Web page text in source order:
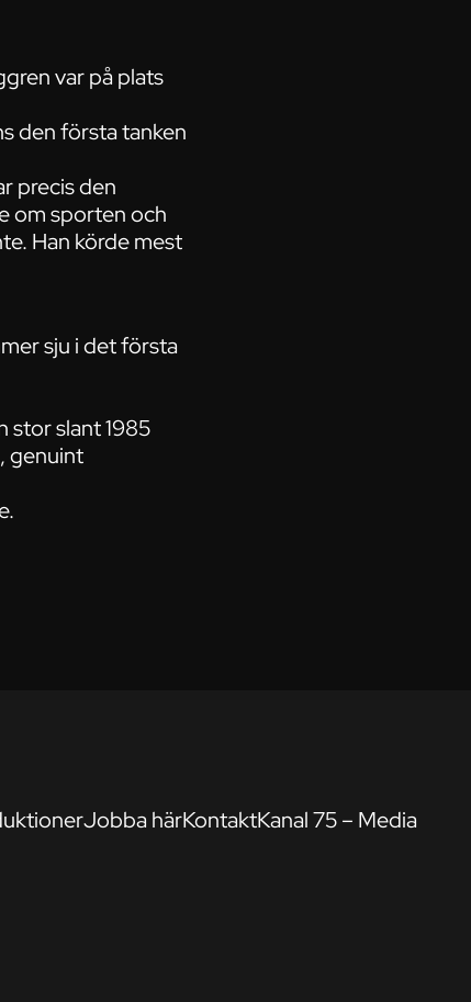
var på plats
den första tanken
precis den
om sporten och
Han körde mest
sju i det första
stor slant 1985
genuint
Jobba härKontaktKanal 75 – Media